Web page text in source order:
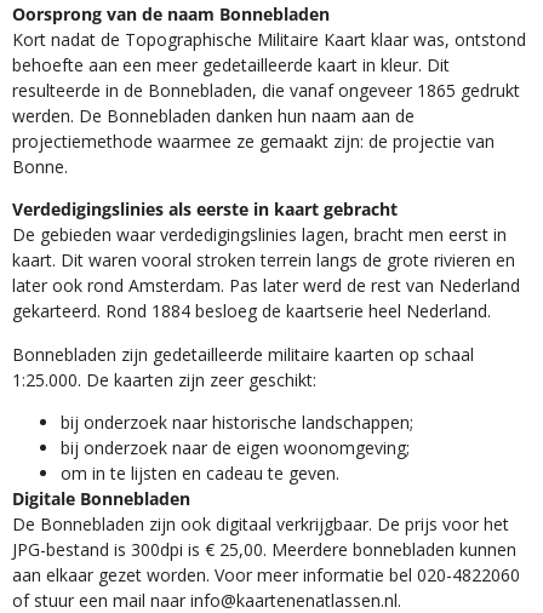
Oorsprong van de naam Bonnebladen
Kort nadat de Topographische Militaire Kaart klaar was, ontstond
behoefte aan een meer gedetailleerde kaart in kleur. Dit
resulteerde in de Bonnebladen, die vanaf ongeveer 1865 gedrukt
werden. De Bonnebladen danken hun naam aan de
projectiemethode waarmee ze gemaakt zijn: de projectie van
Bonne.
Verdedigingslinies als eerste in kaart gebracht
De gebieden waar verdedigingslinies lagen, bracht men eerst in
kaart. Dit waren vooral stroken terrein langs de grote rivieren en
later ook rond Amsterdam. Pas later werd de rest van Nederland
gekarteerd. Rond 1884 besloeg de kaartserie heel Nederland.
Bonnebladen zijn gedetailleerde militaire kaarten op schaal
1:25.000. De kaarten zijn zeer geschikt:​
​bij onderzoek naar historische landschappen;
bij onderzoek naar de eigen woonomgeving;
om in te lijsten en cadeau te geven.
Digitale Bonnebladen
De Bonnebladen zijn ook digitaal verkrijgbaar. De prijs voor het
JPG-bestand is 300dpi is € 25,00. Meerdere bonnebladen kunnen
aan elkaar gezet worden. Voor meer informatie bel 020-4822060
of stuur een mail naar info@kaartenenatlassen.nl.